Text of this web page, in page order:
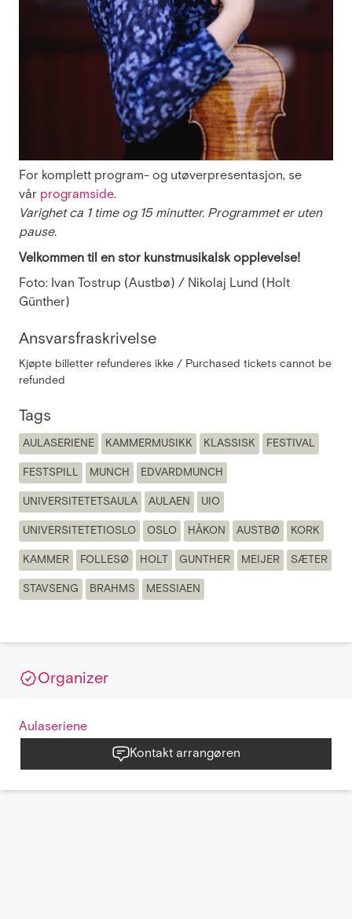
For komplett program- og utøverpresentasjon, se
vår programside.
Varighet ca 1 time og 15 minutter. Programmet er uten
pause.
Velkommen til en stor kunstmusikalsk opplevelse!
Foto: Ivan Tostrup (Austbø) / Nikolaj Lund (Holt
Günther)
Ansvarsfraskrivelse
Kjøpte billetter refunderes ikke / Purchased tickets cannot be
refunded
Tags
AULASERIENE KAMMERMUSIKK KLASSISK FESTIVAL
FESTSPILL MUNCH EDVARDMUNCH
UNIVERSITETETSAULA AULAEN UIO
UNIVERSITETETIOSLO OSLO HÅKON AUSTBØ KORK
KAMMER FOLLESØ HOLT GUNTHER MEIJER SÆTER
STAVSENG BRAHMS MESSIAEN
Organizer
Aulaseriene
Kontakt arrangøren